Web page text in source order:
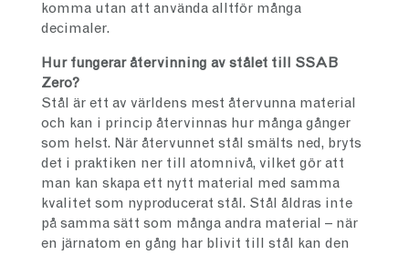
komma utan att använda alltför många
decimaler.
Hur fungerar återvinning av stålet till SSAB
Zero?
Stål är ett av världens mest återvunna material
och kan i princip återvinnas hur många gånger
som helst. När återvunnet stål smälts ned, bryts
det i praktiken ner till atomnivå, vilket gör att
man kan skapa ett nytt material med samma
kvalitet som nyproducerat stål. Stål åldras inte
på samma sätt som många andra material – när
en järnatom en gång har blivit till stål kan den